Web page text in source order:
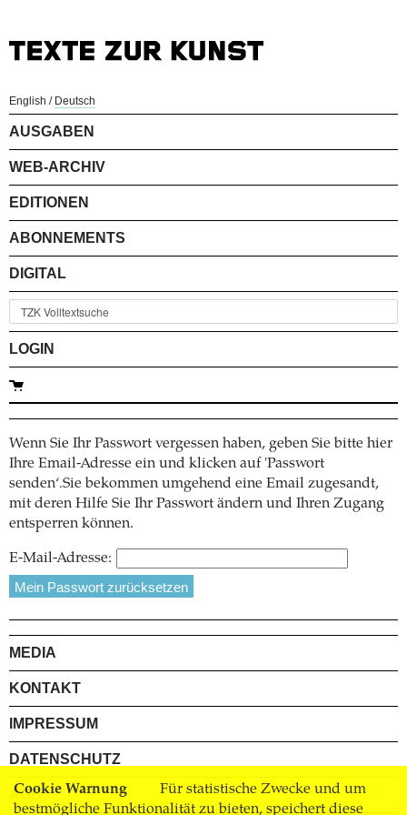
Cookie Warnung
Für statistische Zwecke und um
bestmögliche Funktionalität zu bieten, speichert diese
English / Deutsch
AUSGABEN
WEB-ARCHIV
EDITIONEN
ABONNEMENTS
DIGITAL
LOGIN
Wenn Sie Ihr Passwort vergessen haben, geben Sie bitte hier
Ihre Email-Adresse ein und klicken auf 'Passwort
senden‘.Sie bekommen umgehend eine Email zugesandt,
mit deren Hilfe Sie Ihr Passwort ändern und Ihren Zugang
entsperren können.
E-Mail-Adresse:
MEDIA
KONTAKT
IMPRESSUM
DATENSCHUTZ
AGB